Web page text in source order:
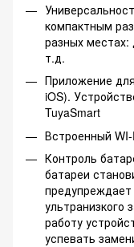
компактным
разных местах:
т.д.
Приложение
iOS).
TuyaSmart
Встроенный
Контроль
батареи
ультранизкого
работу
успевать